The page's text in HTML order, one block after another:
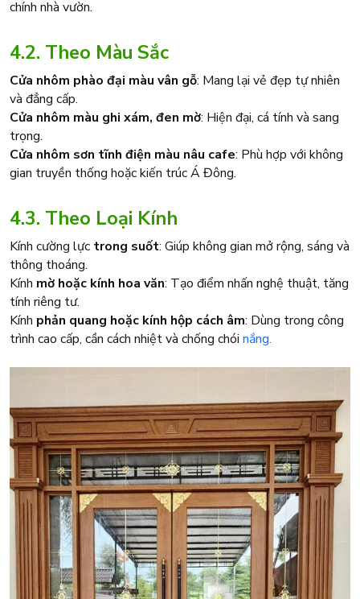
chính nhà vườn.
4.2. Theo Màu Sắc
Cửa nhôm phào đại màu vân gỗ: Mang lại vẻ đẹp tự nhiên
và đẳng cấp.
Cửa nhôm màu ghi xám, đen mờ: Hiện đại, cá tính và sang
trọng.
Cửa nhôm sơn tĩnh điện màu nâu cafe: Phù hợp với không
gian truyền thống hoặc kiến trúc Á Đông.
4.3. Theo Loại Kính
Kính cường lực trong suốt: Giúp không gian mở rộng, sáng và
thông thoáng.
Kính mờ hoặc kính hoa văn: Tạo điểm nhấn nghệ thuật, tăng
tính riêng tư.
Kính phản quang hoặc kính hộp cách âm: Dùng trong công
trình cao cấp, cần cách nhiệt và chống chói nắng.